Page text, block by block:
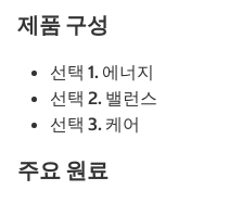
제품 구성
선택 1. 에너지
선택 2. 밸런스
선택 3. 케어
주요 원료